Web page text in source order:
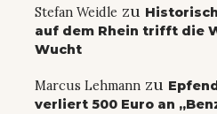
Stefan Weidle zu
auf dem Rhein trifft die
Wucht
Marcus Lehmann zu
verliert 500 Euro an